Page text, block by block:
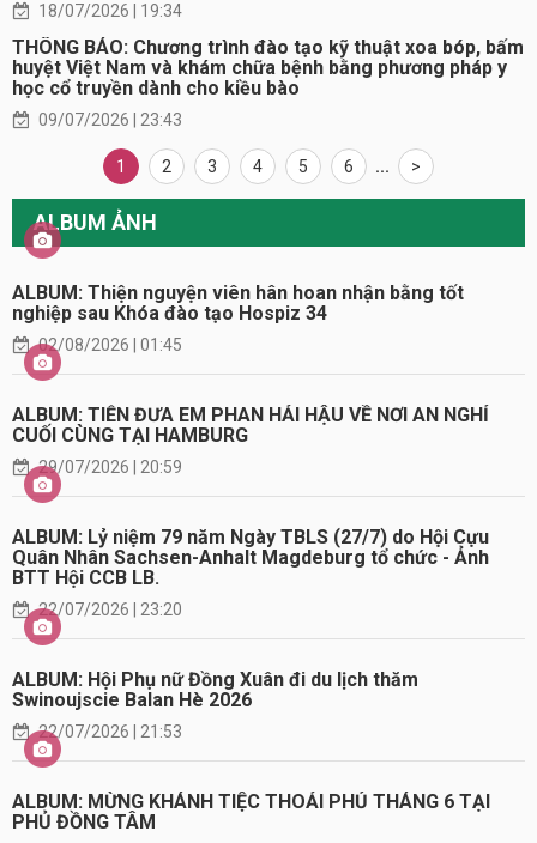
18/07/2026 | 19:34
THÔNG BÁO: Chương trình đào tạo kỹ thuật xoa bóp, bấm
huyệt Việt Nam và khám chữa bệnh bằng phương pháp y
học cổ truyền dành cho kiều bào
09/07/2026 | 23:43
1 2 3 4 5 6 ... >
ALBUM ẢNH
ALBUM: Thiện nguyện viên hân hoan nhận bằng tốt
nghiệp sau Khóa đào tạo Hospiz 34
02/08/2026 | 01:45
ALBUM: TIỄN ĐƯA EM PHAN HẢI HẬU VỀ NƠI AN NGHỈ
CUỐI CÙNG TẠI HAMBURG
29/07/2026 | 20:59
ALBUM: Lỷ niệm 79 năm Ngày TBLS (27/7) do Hội Cựu
Quân Nhân Sachsen-Anhalt Magdeburg tổ chức - Ảnh
BTT Hội CCB LB.
22/07/2026 | 23:20
ALBUM: Hội Phụ nữ Đồng Xuân đi du lịch thăm
Swinoujscie Balan Hè 2026
22/07/2026 | 21:53
ALBUM: MỪNG KHÁNH TIỆC THOẢI PHỦ THÁNG 6 TẠI
PHỦ ĐỒNG TÂM